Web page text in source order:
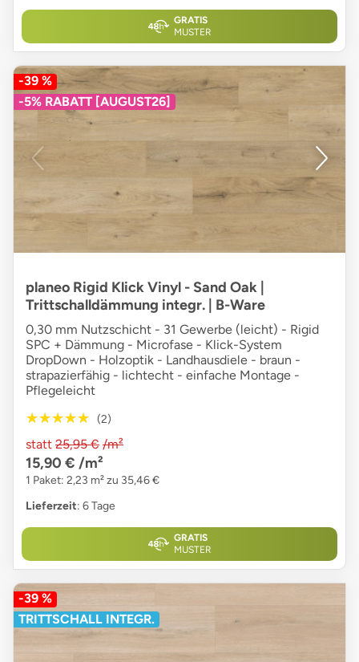
GRATIS
MUSTER
-39 %
-5% RABATT [AUGUST26]
planeo Rigid Klick Vinyl - Sand Oak |
Trittschalldämmung integr. | B-Ware
0,30 mm Nutzschicht - 31 Gewerbe (leicht) - Rigid
SPC + Dämmung - Microfase - Klick-System
DropDown - Holzoptik - Landhausdiele - braun -
strapazierfähig - lichtecht - einfache Montage -
Pflegeleicht
★★★★★
★★★★★ (2)
statt 25,95 € /m²
15,90 € /m²
1 Paket: 2,23 m² zu 35,46 €
Lieferzeit: 6 Tage
GRATIS
MUSTER
-39 %
TRITTSCHALL INTEGR.